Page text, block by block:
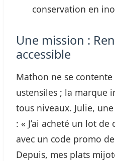
conservation en
Une mission :
accessible
Mathon ne se
ustensiles ; la marque
tous niveaux. Julie,
: « J’ai acheté un lot
avec un code promo
Depuis, mes plats